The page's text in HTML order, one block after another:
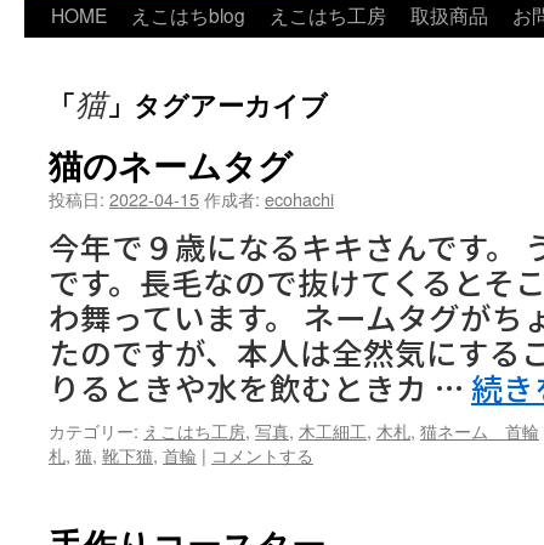
ン
ツ
へ
キ
プ
HOME えこはちblog えこはち工房 取扱商品 お
「猫」タグアーカイブ
猫のネームタグ
投稿日: 2022-04-15作成者: ecohachi
今年で９歳になるキキさんです。
です。長毛なので抜けてくるとそ
わ舞っています。 ネームタグがち
たのですが、本人は全然気にする
りるときや水を飲むときカ … 続
カテゴリー: えこはち工房, 写真, 木工細工, 木札, 猫ネーム 首輪
札, 猫, 靴下猫, 首輪 | コメントする